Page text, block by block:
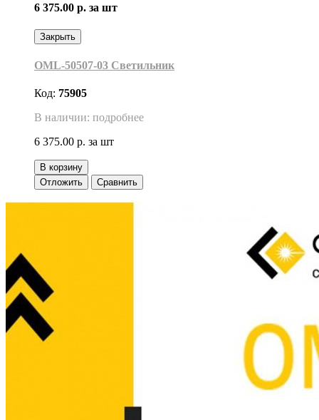
6 375.00 р. за шт
Закрыть
OML-50507-03 Светильник
Код: 75905
В наличии: подробнее
6 375.00 р. за шт
В корзину
Отложить
Сравнить